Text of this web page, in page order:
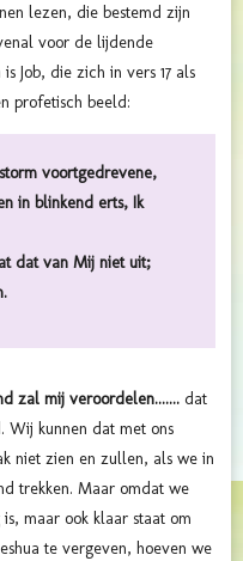
lezen, die bestemd zijn
voor de lijdende
Job, die zich in vers 17 als
profetisch beeld:
voortgedrevene,
in blinkend erts, Ik
dat van Mij niet uit;
zal mij veroordelen....... dat
Wij kunnen dat met ons
niet zien en zullen, als we in
trekken. Maar omdat we
maar ook klaar staat om
te vergeven, hoeven we